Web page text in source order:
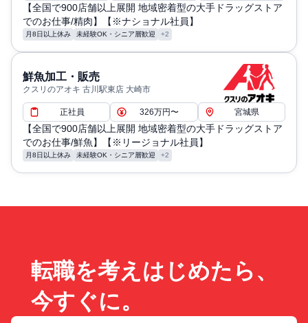
【全国で900店舗以上展開 地域密着型の大手ドラッグストア
でのお仕事/精肉】【※ナショナル社員】
月8日以上休み 未経験OK・シニア層歓迎 +2
鮮魚加工・販売
クスリのアオキ 古川駅東店 大崎市
正社員 326万円〜 宮城県
【全国で900店舗以上展開 地域密着型の大手ドラッグストア
でのお仕事/鮮魚】【※リージョナル社員】
月8日以上休み 未経験OK・シニア層歓迎 +2
転職を考えはじめたら、
今すぐに。